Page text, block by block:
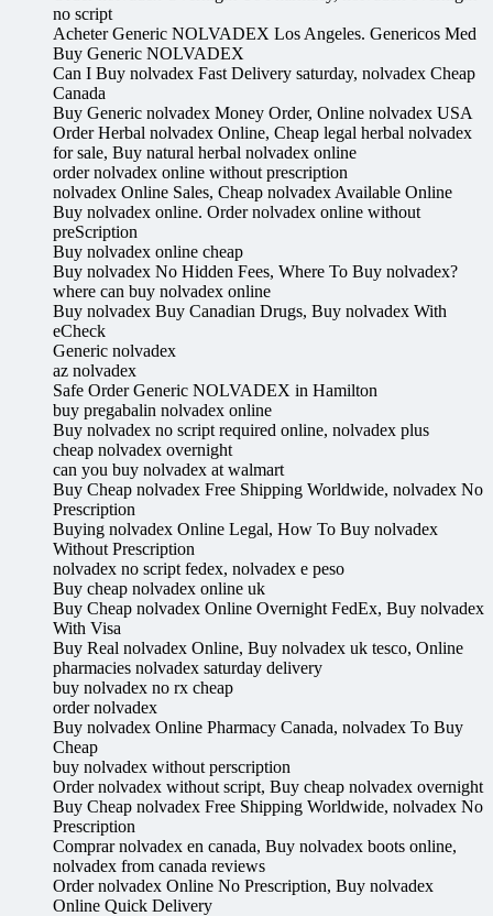
no script
Acheter Generic NOLVADEX Los Angeles. Genericos Med
Buy Generic NOLVADEX
Can I Buy nolvadex Fast Delivery saturday, nolvadex Cheap
Canada
Buy Generic nolvadex Money Order, Online nolvadex USA
Order Herbal nolvadex Online, Cheap legal herbal nolvadex
for sale, Buy natural herbal nolvadex online
order nolvadex online without prescription
nolvadex Online Sales, Cheap nolvadex Available Online
Buy nolvadex online. Order nolvadex online without
preScription
Buy nolvadex online cheap
Buy nolvadex No Hidden Fees, Where To Buy nolvadex?
where can buy nolvadex online
Buy nolvadex Buy Canadian Drugs, Buy nolvadex With
eCheck
Generic nolvadex
az nolvadex
Safe Order Generic NOLVADEX in Hamilton
buy pregabalin nolvadex online
Buy nolvadex no script required online, nolvadex plus
cheap nolvadex overnight
can you buy nolvadex at walmart
Buy Cheap nolvadex Free Shipping Worldwide, nolvadex No
Prescription
Buying nolvadex Online Legal, How To Buy nolvadex
Without Prescription
nolvadex no script fedex, nolvadex e peso
Buy cheap nolvadex online uk
Buy Cheap nolvadex Online Overnight FedEx, Buy nolvadex
With Visa
Buy Real nolvadex Online, Buy nolvadex uk tesco, Online
pharmacies nolvadex saturday delivery
buy nolvadex no rx cheap
order nolvadex
Buy nolvadex Online Pharmacy Canada, nolvadex To Buy
Cheap
buy nolvadex without perscription
Order nolvadex without script, Buy cheap nolvadex overnight
Buy Cheap nolvadex Free Shipping Worldwide, nolvadex No
Prescription
Comprar nolvadex en canada, Buy nolvadex boots online,
nolvadex from canada reviews
Order nolvadex Online No Prescription, Buy nolvadex
Online Quick Delivery